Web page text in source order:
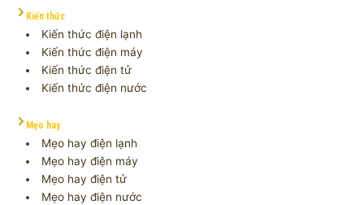
Kiến thức
Kiến thức điện lạnh
Kiến thức điện máy
Kiến thức điện tử
Kiến thức điện nước
Mẹo hay
Mẹo hay điện lạnh
Mẹo hay điện máy
Mẹo hay điện tử
Mẹo hay điện nước